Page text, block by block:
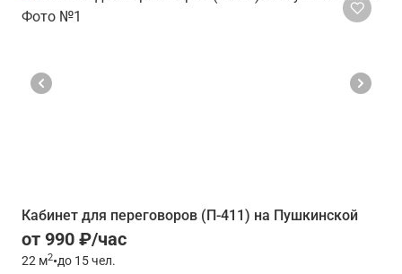
Кабинет для переговоров (П-411) на Пушкинской
от 990 ₽/час
22 м2•до 15 чел.